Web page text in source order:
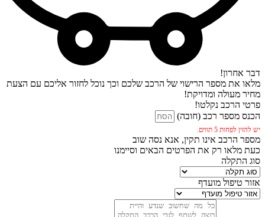
דבר אחרון!
מלאו את מספר הרישוי של הרכב שלכם וכך נוכל לחזור אליכם עם הצעת
מחיר מעולה ומדויקת!
פרטי הרכב נקלטו!
הכנס מספר רכב (חובה)
יש להזין לפחות 5 תווים.
מספר הרכב אינו תקין, אנא נסה שוב
כעת מלאו רק את הפרטים הבאים וסיימנו
סוג התקלה
אזור טיפול מועדף